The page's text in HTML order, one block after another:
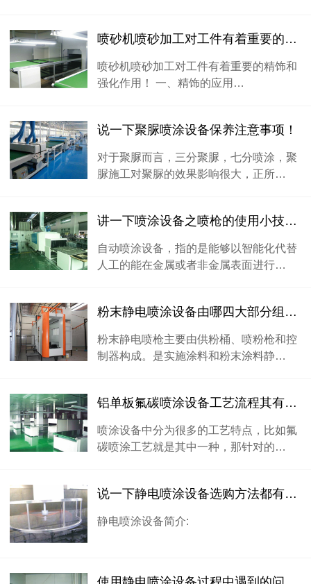
喷砂机喷砂加工对工件有着重要的精饰和强化作用！
喷砂机喷砂加工对工件有着重要的精饰和
强化作用！ 一、精饰的应用…
说一下聚脲喷涂设备保养注意事项！
对于聚脲而言，三分聚脲，七分喷涂，聚
脲施工对聚脲的效果影响很大，正所…
讲一下喷涂设备之喷枪的使用小技巧？
自动喷涂设备，指的是能够以智能化代替
人工的能在金属或者非金属表面进行…
粉末静电喷涂设备由哪四大部分组成你了解吗？
粉末静电喷枪主要由供粉桶、喷粉枪和控
制器构成。是实施涂料和粉末涂料静…
铝单板氟碳喷涂设备工艺流程其有哪些优点特性
喷涂设备中分为很多的工艺特点，比如氟
碳喷涂工艺就是其中一种，那针对的…
说一下静电喷涂设备选购方法都有什么？
静电喷涂设备简介: